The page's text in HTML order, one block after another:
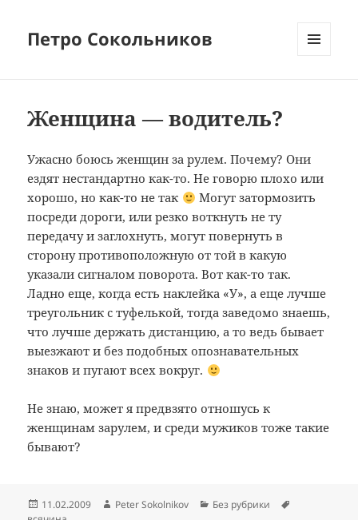
Петро Сокольников
Женщина — водитель?
Ужасно боюсь женщин за рулем. Почему? Они
ездят нестандартно как-то. Не говорю плохо или
хорошо, но как-то не так
Могут затормозить
посреди дороги, или резко воткнуть не ту
передачу и заглохнуть, могут повернуть в
сторону противоположную от той в какую
указали сигналом поворота. Вот как-то так.
Ладно еще, когда есть наклейка «У», а еще лучше
треугольник с туфелькой, тогда заведомо знаешь,
что лучше держать дистанцию, а то ведь бывает
выезжают и без подобных опознавательных
знаков и пугают всех вокруг.
Не знаю, может я предвзято отношусь к
женщинам зарулем, и среди мужиков тоже такие
бывают?
Опубликовано
11.02.2009 Автор
Peter Sokolnikov Рубрики
Без рубрики